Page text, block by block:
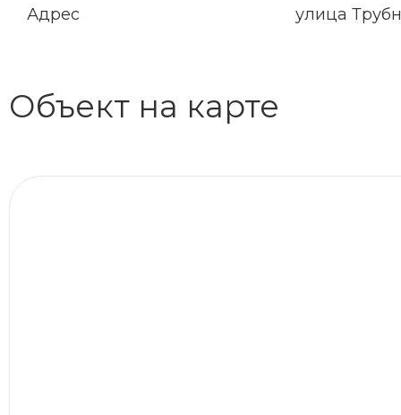
Объект на карте
Адрес улица